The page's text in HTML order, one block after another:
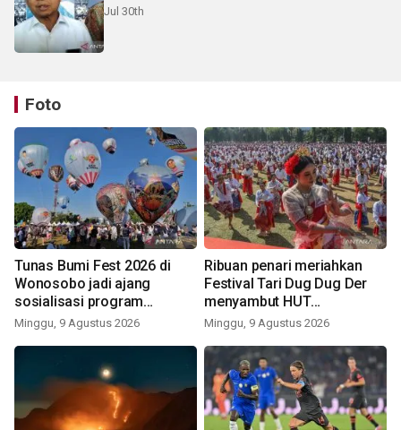
Jul 30th
Foto
Tunas Bumi Fest 2026 di
Wonosobo jadi ajang
sosialisasi program
pemerintah lewat balon
Minggu, 9 Agustus 2026
Ribuan penari meriahkan
Festival Tari Dug Dug Der
menyambut HUT
Kemerdekaan
Minggu, 9 Agustus 2026